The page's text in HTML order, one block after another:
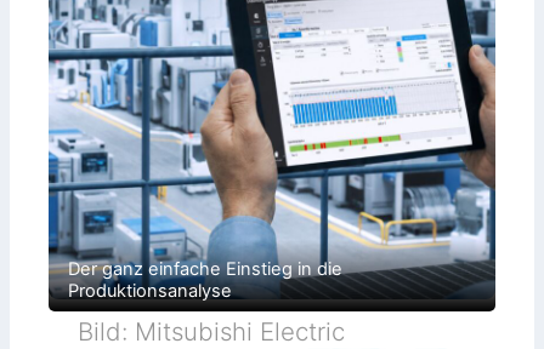
Der ganz einfache Einstieg in die
Produktionsanalyse
Bild: Mitsubishi Electric